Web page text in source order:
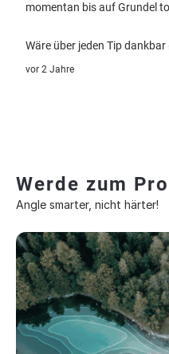
momentan bis auf Grundel
Wäre über jeden Tip dankbar
vor 2 Jahre
Werde zum
Angle smarter, nicht härter!